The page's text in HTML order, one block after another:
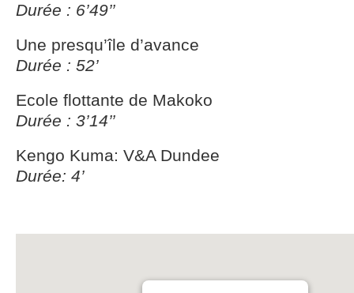
Durée : 6’49’’
Une presqu’île d’avance
Durée : 52’
Ecole flottante de Makoko
Durée : 3’14’’
Kengo Kuma: V&A Dundee
Durée: 4’